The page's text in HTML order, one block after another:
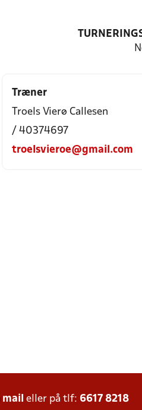
Træner
Troels Vierø Callesen
/ 40374697
troelsvieroe@gmail.com
mail eller på tlf: 6617 8218